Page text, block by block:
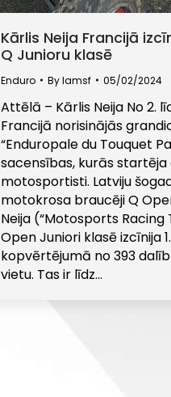
Kārlis Neija Francijā
Q Junioru klasē
Enduro Bylamsf 05/02/2024
Attēlā – Kārlis Neija No 2.
Francijā norisinājās
“Enduropale du Touquet
sacensības, kurās
motosportisti. Latviju
motokrosa braucēji Q
Neija (“Motosports Racing
Open Juniori klasē izcīnija
kopvērtējumā no 393
vietu. Tas ir līdz…